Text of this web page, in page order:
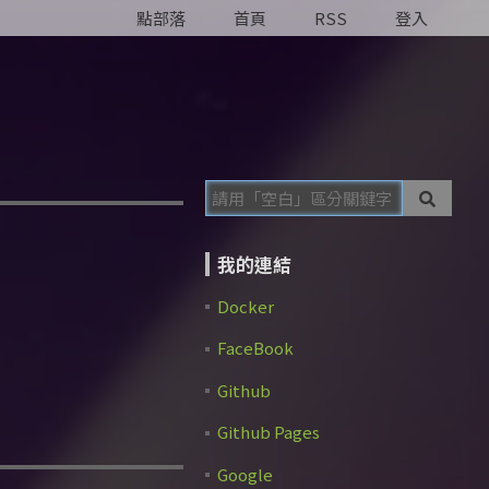
點部落 首頁 RSS 登入
我的連結
Docker
FaceBook
Github
Github Pages
Google